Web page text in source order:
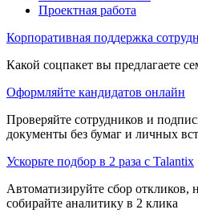
Проектная работа
Корпоративная поддержка
Какой соцпакет вы предлагаете
Оформляйте кандидатов онлайн
Проверяйте сотрудников и
документы без бумаг и личных
Ускорьте подбор в 2 раза с Talantix
Автоматизируйте сбор откликов,
собирайте аналитику в 2 клика